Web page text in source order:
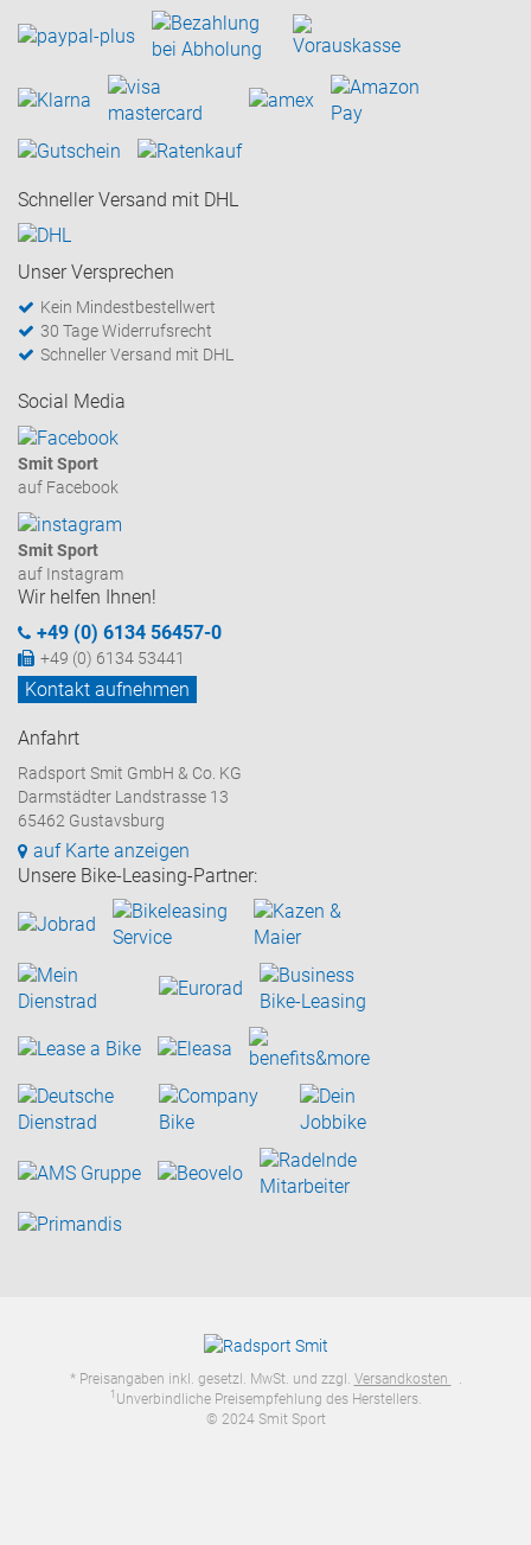
Schneller Versand mit DHL
Unser Versprechen
Kein Mindestbestellwert
30 Tage Widerrufsrecht
Schneller Versand mit DHL
Social Media
Smit Sport
auf Facebook
Smit Sport
auf Instagram
Wir helfen Ihnen!
+49 (0) 6134 56457-0
+49 (0) 6134 53441
Kontakt aufnehmen
Anfahrt
Radsport Smit GmbH & Co. KG
Darmstädter Landstrasse 13
65462 Gustavsburg
auf Karte anzeigen
Unsere Bike-Leasing-Partner:
* Preisangaben inkl. gesetzl. MwSt. und zzgl. Versandkosten .
1 Unverbindliche Preisempfehlung des Herstellers.
© 2024 Smit Sport